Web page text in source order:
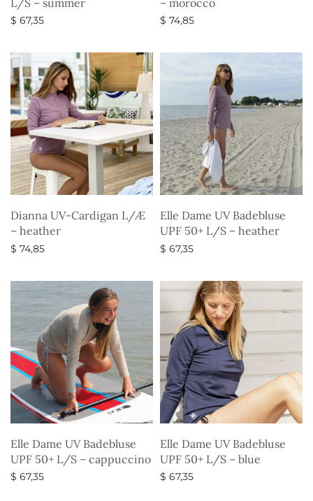
$ 67,35
$ 74,85
Dianna UV-Cardigan L/Æ
– heather
$ 74,85
Elle Dame UV Badebluse
UPF 50+ L/S – heather
$ 67,35
Elle Dame UV Badebluse
UPF 50+ L/S – cappuccino
$ 67,35
Elle Dame UV Badebluse
UPF 50+ L/S – blue
$ 67,35